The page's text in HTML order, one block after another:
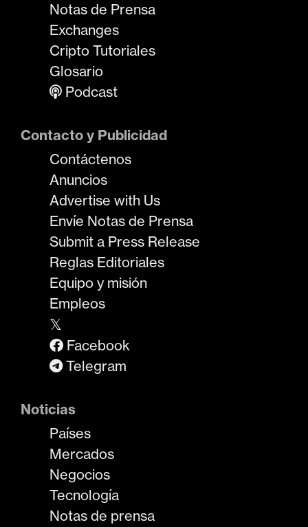
Notas de Prensa
Exchanges
Cripto Tutoriales
Glosario
Podcast
Contacto y Publicidad
Contáctenos
Anuncios
Advertise with Us
Envíe Notas de Prensa
Submit a Press Release
Reglas Editoriales
Equipo y misión
Empleos
𝕏
Facebook
Telegram
Noticias
Países
Mercados
Negocios
Tecnología
Notas de prensa